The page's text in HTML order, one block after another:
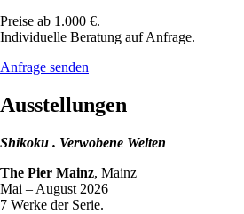
Preise ab 1.000 €.
Individuelle Beratung auf Anfrage.
Anfrage senden
Ausstellungen
Shikoku . Verwobene Welten
The Pier Mainz, Mainz
Mai – August 2026
7 Werke der Serie.